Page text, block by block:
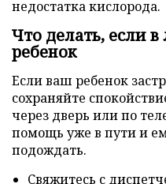
недостатка кислорода.
Что делать, если в
ребенок
Если ваш ребенок
сохраняйте
через дверь или по
помощь уже в пути и
подождать.
Свяжитесь с